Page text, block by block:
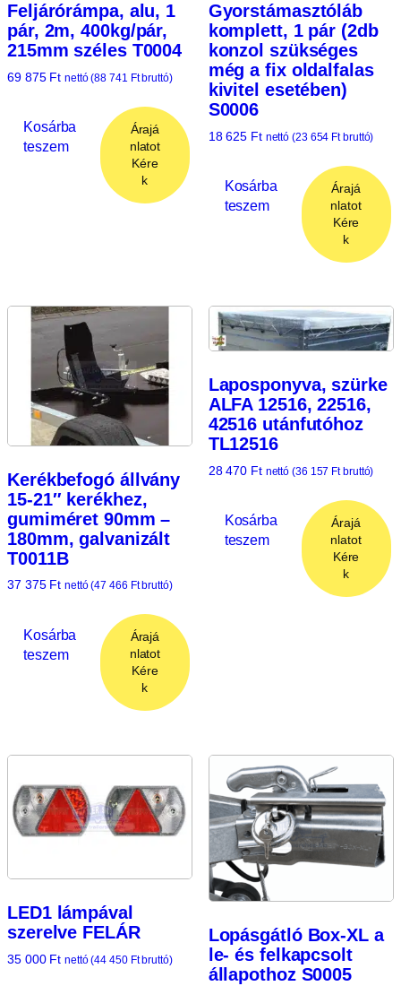
Feljárórámpa, alu, 1
pár, 2m, 400kg/pár,
215mm széles T0004
69 875 Ft nettó (88 741 Ftbruttó)
Kosárba
teszem
Árajá
nlatot
Kére
k
Gyorstámasztóláb
komplett, 1 pár (2db
konzol szükséges
még a fix oldalfalas
kivitel esetében)
S0006
18 625 Ft nettó (23 654 Ftbruttó)
Kosárba
teszem
Árajá
nlatot
Kére
k
Kerékbefogó állvány
15-21″ kerékhez,
gumiméret 90mm –
180mm, galvanizált
T0011B
37 375 Ft nettó (47 466 Ftbruttó)
Kosárba
teszem
Árajá
nlatot
Kére
k
Laposponyva, szürke
ALFA 12516, 22516,
42516 utánfutóhoz
TL12516
28 470 Ft nettó (36 157 Ftbruttó)
Kosárba
teszem
Árajá
nlatot
Kére
k
LED1 lámpával
szerelve FELÁR
35 000 Ft nettó (44 450 Ftbruttó)
Lopásgátló Box-XL a
le- és felkapcsolt
állapothoz S0005